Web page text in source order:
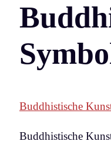
Buddhistische
Buddhistische